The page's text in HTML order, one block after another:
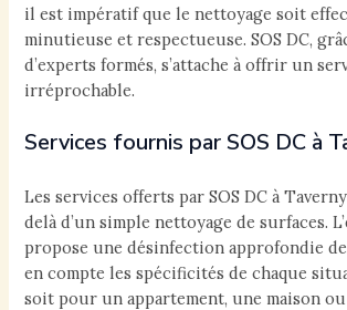
il est impératif que le nettoyage soit
minutieuse et respectueuse. SOS DC,
d’experts formés, s’attache à offrir un
irréprochable.
Services fournis par SOS DC à
Les services offerts par SOS DC à
delà d’un simple nettoyage de surfaces.
propose une désinfection approfondie
en compte les spécificités de chaque
soit pour un appartement, une maison